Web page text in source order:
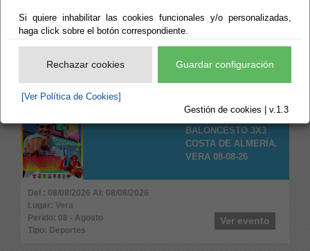
Si quiere inhabilitar las cookies funcionales y/o personalizadas,
haga click sobre el botón correspondiente.
Rechazar cookies Guardar configuración
[Ver Política de Cookies]
Gestión de cookies | v.1.3
DE GATA 08-08-26
Perido: 08 - Agosto
Ver evento
BALONCESTO 3X3
COSTA DE ALMERÍA.
VERA 08-08-26
Del : 08/08/2026 Al: 08/08/2026
Lugar: Vera
Perido: 08 - Agosto
Tipo: Deportes
Ver evento